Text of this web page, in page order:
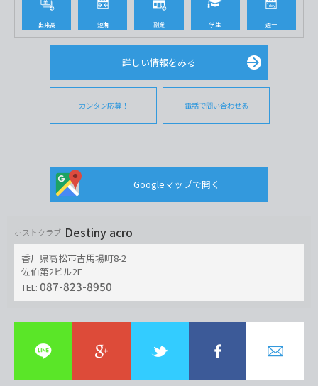
出来高 短期 副業 学生 週一
詳しい情報をみる
カンタン応募！ 電話で問い合わせる
Googleマップで開く
ホストクラブ Destiny acro
香川県高松市古馬場町8-2
佐伯第2ビル2F
TEL: 087-823-8950